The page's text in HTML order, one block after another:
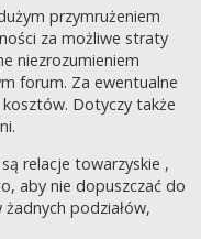
przymrużeniem
za możliwe straty
niezrozumieniem
forum. Za ewentualne
Dotyczy także
relacje towarzyskie ,
aby nie dopuszczać do
podziałów,